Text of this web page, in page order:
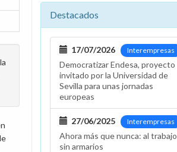
Destacados
Interempresas
17/07/2026
Democratizar Endesa, proyecto
invitado por la Universidad de
Sevilla para unas jornadas
europeas
Interempresas
27/06/2025
Ahora más que nunca: al trabajo
sin armarios